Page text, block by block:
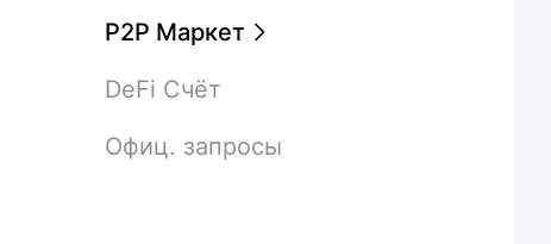
P2P Маркет
DeFi Счёт
Офиц. запросы